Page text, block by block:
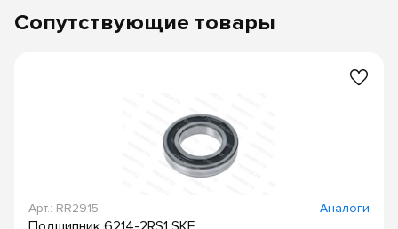
Сопутствующие товары
Арт.: RR2915 Аналоги